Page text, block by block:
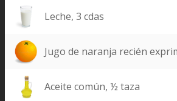
Leche, 3 cdas
Jugo de naranja recién
Aceite común, ½ taza